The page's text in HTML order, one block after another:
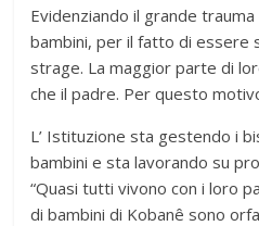
Evidenziando il grande
bambini, per il fatto di essere
strage. La maggior parte di
che il padre. Per questo
L’ Istituzione sta gestendo i
bambini e sta lavorando su
“Quasi tutti vivono con i loro
di bambini di Kobanê sono